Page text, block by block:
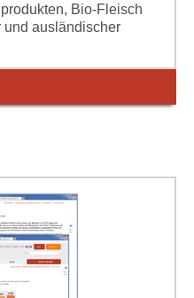
Bio-Fleisch
und ausländischer